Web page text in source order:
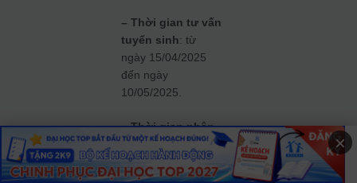
– Thời gian tư vấn
tuyển sinh: từ
ngày 15/04/2025
đến ngày
10/05/2025.
– Thời gian nhận
hồ sơ tuyển sinh:
từ ngày 12/05/2025
đến 20/06/2025;
×